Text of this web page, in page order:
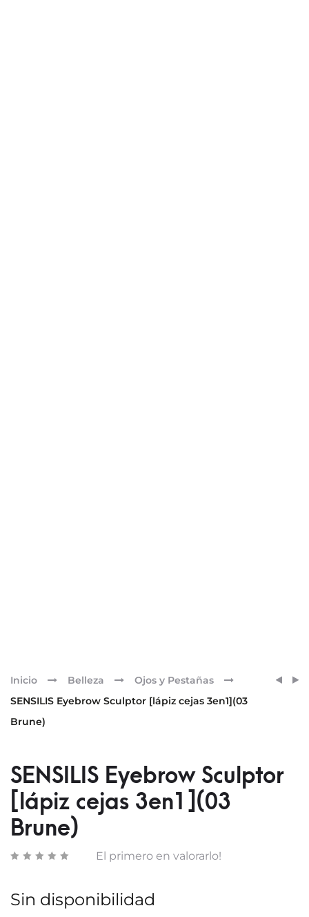
(02
Inicio Belleza
Ojos y Pestañas
SENSILIS Eyebrow Sculptor [lápiz cejas 3en1](03
Brune)
SENSILIS Eyebrow Sculptor
[lápiz cejas 3en1](03
Brune)
El primero en valorarlo!
Sin disponibilidad